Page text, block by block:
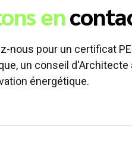
en
nous pour un certificat
un conseil
énergétique.